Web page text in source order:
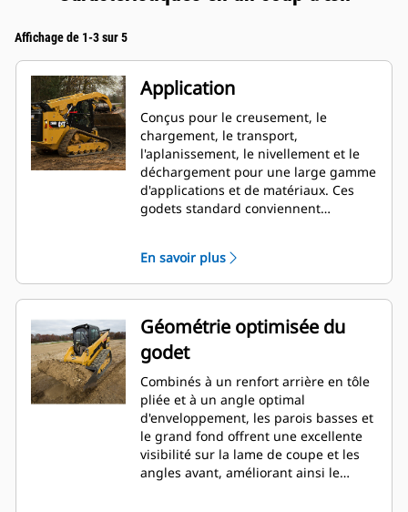
Affichage de 1-3 sur 5
Application
Conçus pour le creusement, le
chargement, le transport,
l'aplanissement, le nivellement et le
déchargement pour une large gamme
d'applications et de matériaux. Ces
godets standard conviennent
d'aménagement paysager et d'autres
applications de démolition plus
agressives.
En savoir plus
Géométrie optimisée du
godet
Combinés à un renfort arrière en tôle
pliée et à un angle optimal
d'enveloppement, les parois basses et
le grand fond offrent une excellente
visibilité sur la lame de coupe et les
angles avant, améliorant ainsi le